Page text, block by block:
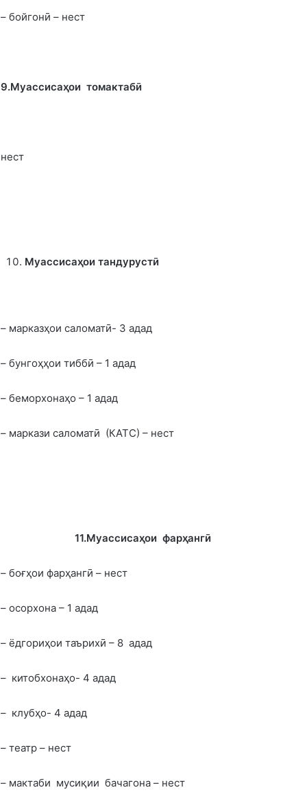
– бойгонӣ – нест
9.Муассисаҳои томактабӣ
нест
Муассисаҳои тандурустӣ
– марказҳои саломатӣ- 3 адад
– бунгоҳҳои тиббӣ – 1 адад
– беморхонаҳо – 1 адад
– маркази саломатӣ (КАТС) – нест
11.Муассисаҳои фарҳангӣ
– боғҳои фарҳангӣ – нест
– осорхона – 1 адад
– ёдгориҳои таърихӣ – 8 адад
– китобхонаҳо- 4 адад
– клубҳо- 4 адад
– театр – нест
– мактаби мусиқии бачагона – нест